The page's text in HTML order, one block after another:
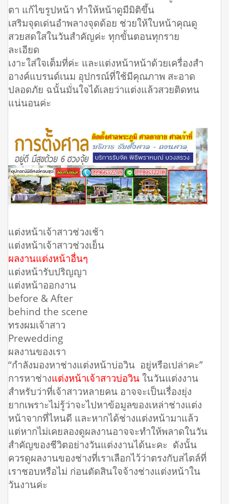
ตา แก้ไขรูปหน้า ทำให้หน้าดูมีมิติขึ้น
เสริมจุดเด่นอำพลางจุดด้อย ช่วยให้ใบหน้าคุณดู
สวยสดใสในวันสำคัญค่ะ ทุกขั้นตอนทุกราย
ละเอียด
เงาะใส่ใจเต็มที่ค่ะ และแต่งหน้าหน้าด้วยเครื่องสำ
อางค์แบรนด์เนม อุปกรณ์ที่ใช้มีคุณภาพ สะอาด
ปลอดภัย ฉนั้นมั่นใจได้เลยว่าแต่งแล้วสวยติดทน
แน่นอนค่ะ
แต่งหน้าเจ้าสาวช่วงเช้า
แต่งหน้าเจ้าสาวช่วงเย็น
ผลงานแต่งหน้าอื่นๆ
แต่งหน้ารับปริญญา
แต่งหน้าออกงาน
before & After
behind the scene
ทรงผมเจ้าสาว
Prewedding
ผลงานของเรา
“กำลังมองหาช่างแต่งหน้าบ่อวิน อยู่หรือเปล่าคะ”
การหาช่างแต่งหน้าเจ้าสาวบ่อวิน ในวันแต่งงาน
สำหรับว่าที่เจ้าสาวหลายคน อาจจะเป็นเรื่องยุ่ง
ยากเพราะไม่รู้ว่าจะไปหาข้อมูลของเหล่าช่างแต่ง
หน้าจากที่ไหนดี และหากได้ช่างแต่งหน้ามาแล้ว
แต่หากไม่เคยลองดูผลงานอาจจะทำให้พลาดในวัน
สำคัญของชีวิตอย่างวันแต่งงานได้นะคะ ดังนั้น
ควรดูผลงานของช่างที่เราเลือกไว้ว่าตรงกับสไตล์ที่
เราชอบหรือไม่ ก่อนตัดสินใจจ้างช่างแต่งหน้าใน
วันงานค่ะ